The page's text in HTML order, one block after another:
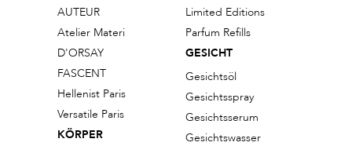
AUTEUR
Atelier Materi
D'ORSAY
FASCENT
Hellenist Paris
Versatile Paris
KÖRPER
Limited Editions
Parfum Refills
GESICHT
Gesichtsöl
Gesichtsspray
Gesichtsserum
Gesichtswasser